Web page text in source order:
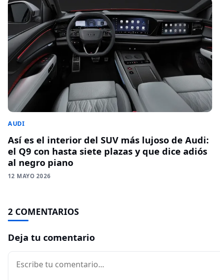
AUDI
Así es el interior del SUV más lujoso de Audi:
el Q9 con hasta siete plazas y que dice adiós
al negro piano
12 MAYO 2026
2 COMENTARIOS
Deja tu comentario
Comentario